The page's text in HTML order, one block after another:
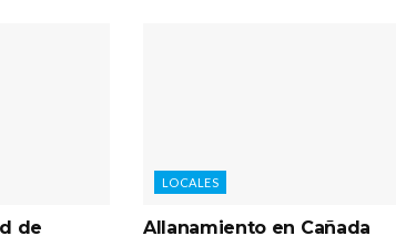
de
LOCALES
Allanamiento en Cañada